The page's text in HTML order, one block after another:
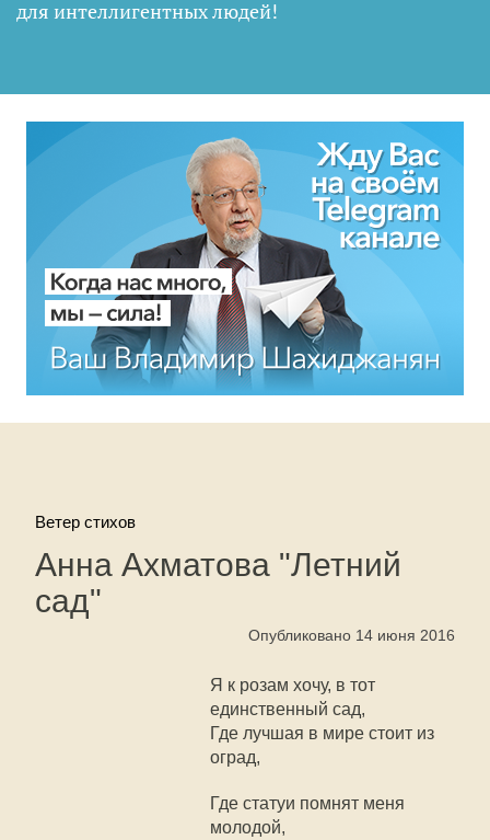
для интеллигентных людей!
Ветер стихов
Анна Ахматова "Летний
сад"
Опубликовано 14 июня 2016
Я к розам хочу, в тот
единственный сад,
Где лучшая в мире стоит из
оград,
Где статуи помнят меня
молодой,